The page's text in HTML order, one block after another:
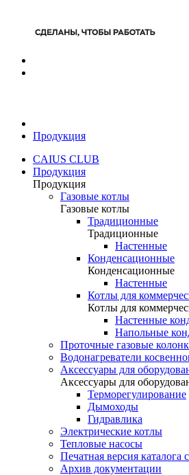
Продукция
CAIUS CLUB
Продукция
Продукция
Газовые котлы
Газовые котлы
Традиционные
Традиционные
Настенные
Конденсационные
Конденсационные
Настенные
Котлы для
Котлы для
Настенные
Напольные
Проточные газовые
Водонагреватели
Аксессуары для
Аксессуары для
Терморегулирование
Дымоходы
Гидравлика
Электрические котлы
Тепловые насосы
Печатная версия каталога
Архив документации